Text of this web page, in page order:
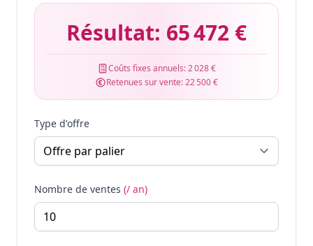
Résultat: 65 472 €
Coûts fixes annuels:2 028 €
Retenues sur vente:22 500 €
Type d'offre
Nombre de ventes (/ an)